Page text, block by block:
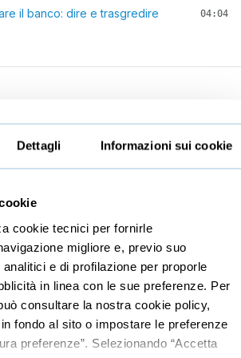
Dettagli Informazioni sui cookie
cookie tecnici per fornirle
migliore e, previo suo
e di profilazione per proporle
in linea con le sue preferenze. Per
consultare la nostra cookie policy,
fondo al sito o impostare le preferenze
preferenze”. Selezionando “Accetta
il banco: dire e trasgredire 04:04
Social media manager
Data analyst